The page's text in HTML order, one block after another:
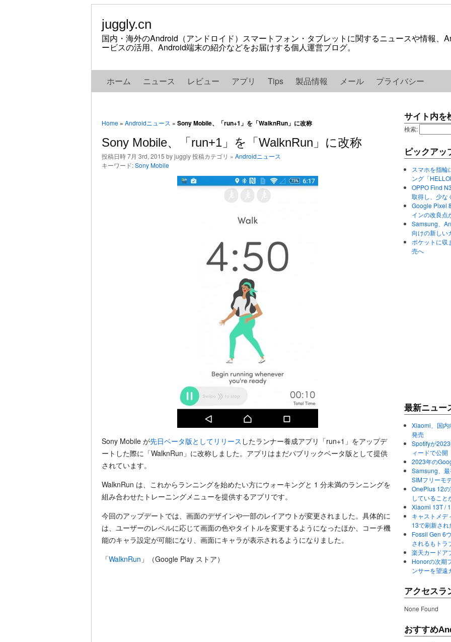
juggly.cn
国内・海外のAndroid（アンドロイド）スマートフォン・タブレットに関するニュースや情報、
ービスの活用、Android端末の紹介などをお届けする個人運営ブログ。
ホーム ニュース レビュー アプリ Tips 製品情報 メール プライバシー
Home » Androidニュース » Sony Mobile、「run+1」を「WalknRun」に改称
Sony Mobile、「run+1」を「WalknRun」に改称
投稿日時 7月 3rd, 2015 by juggly 投稿カテゴリ » Androidニュース
キーワード:Sony Mobile
Sony Mobile が先日ベータ版としてリリース したランナー養成アプリ「run+1」をアップデ
ートした際に「WalknRun」に改称しました。アプリはまだパブリックベータ版として提供
されています。
WalknRun は、これからランニングを始めたい方にウォーキングと 1 分未満のランニングを
組み合わせたトレーニングメニューを提供するアプリです。
今回のアップデートでは、画面のデザインや一部のレイアウトが変更されました。具体的に
は、ユーザーのレベルに応じて画面の色やタイトルを変更するようになったほか、コーチ機
能のキャラ設定が可能になり、画面にキャラが表示されるようになりました。
「WalknRun 」（Google Play ストア）
サイト内を
検索:
ピックアッ
スマホを指輪
ング「
OPPO Find
取得し、少な
Google Pixel
インの改良点
Samsung、
向けの新しい
ポケットに収
売へ
最新ニュー
Xiaomi、国内
発売
Spotifyが
ィードで公開
2023年の
Samsung、
SIMフリーモ
OnePlus 12
していること
Xiaomi 13T /
キャストメデ
13で刷新さ
Fossil Gen 6
されるもトラ
楽天カードア
Honorの次期
ンサーを望遠
アクセスラ
None Found
おすすめ